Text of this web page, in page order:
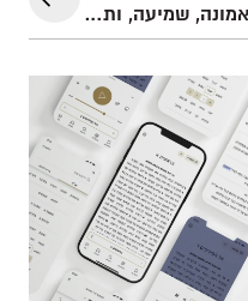
אמונה, שמיעה, ותפילה אמיתית